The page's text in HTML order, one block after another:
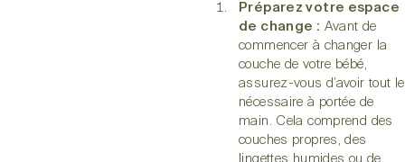
Préparez votre espace
de change : Avant de
commencer à changer la
couche de votre bébé,
assurez-vous d’avoir tout le
nécessaire à portée de
main. Cela comprend des
couches propres, des
lingettes humides ou de